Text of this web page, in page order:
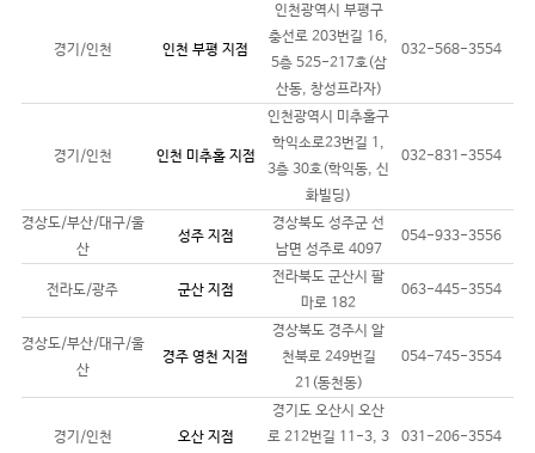
경기/인천 인천 부평 지점
인천광역시 부평구
충선로 203번길 16,
5층 525-217호(삼
산동, 창성프라자)
032-568-3554
경기/인천 인천 미추홀 지점
인천광역시 미추홀구
학익소로23번길 1,
3층 30호(학익동, 신
화빌딩)
032-831-3554
경상도/부산/대구/울
산
성주 지점
경상북도 성주군 선
남면 성주로 4097
054-933-3556
전라도/광주 군산 지점
전라북도 군산시 팔
마로 182
063-445-3554
경상도/부산/대구/울
산
경주 영천 지점
경상북도 경주시 알
천북로 249번길
21(동천동)
054-745-3554
경기/인천 오산 지점
경기도 오산시 오산
로 212번길 11-3, 3
031-206-3554